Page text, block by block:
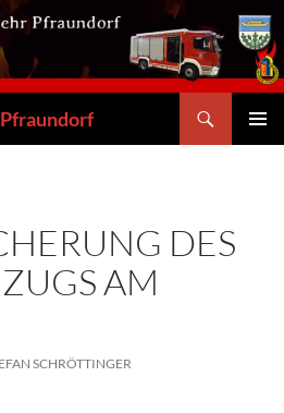
DES
AM
SCHRÖTTINGER